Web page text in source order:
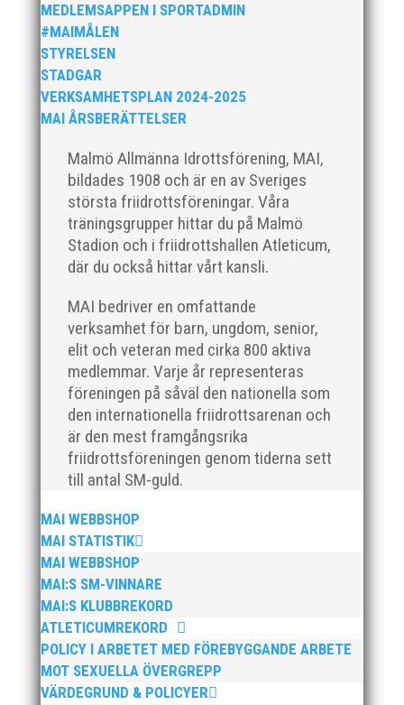
MEDLEMSAPPEN I SPORTADMIN
#MAIMÅLEN
STYRELSEN
STADGAR
VERKSAMHETSPLAN 2024-2025
MAI ÅRSBERÄTTELSER
Malmö Allmänna Idrottsförening, MAI,
bildades 1908 och är en av Sveriges
största friidrottsföreningar. Våra
träningsgrupper hittar du på Malmö
Stadion och i friidrottshallen Atleticum,
där du också hittar vårt kansli.
MAI bedriver en omfattande
verksamhet för barn, ungdom, senior,
elit och veteran med cirka 800 aktiva
medlemmar. Varje år representeras
föreningen på såväl den nationella som
den internationella friidrottsarenan och
är den mest framgångsrika
friidrottsföreningen genom tiderna sett
till antal SM-guld.
MAI WEBBSHOP
MAI STATISTIK
MAI WEBBSHOP
MAI:S SM-VINNARE
MAI:S KLUBBREKORD
ATLETICUMREKORD
POLICY I ARBETET MED FÖREBYGGANDE ARBETE
MOT SEXUELLA ÖVERGREPP
VÄRDEGRUND & POLICYER
Klubbchef – Malmö Allmänna Idrottsförening (MAI)
Vill du vara med och skapa glädje, gemenskap och
utveckling i en av Sveriges största
– MAI – söker en engagerad, strategisk,
relationsbyggande och affärsinriktad...
För mig har Lasse betytt oerhört mycket på flera
plan. På 80- och 90-talet, då jag själv var aktiv, var
han för mig en handlingskraftig ledare som alltid var
på plats och igång med en mängd olika projekt. Med
sin parhäst och nära vän, Bengt Bendéus,...
Nu är hösten här och för oss MAI:re betyder det olika
saker beroende på var man befinner sig i